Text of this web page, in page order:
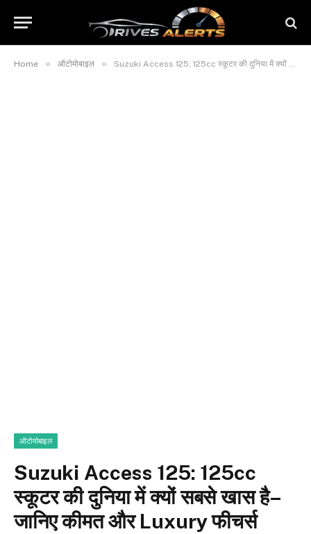
Home » ऑटोमोबाइल » Suzuki Access 125: 125cc स्कूटर की दुनिया में क्यों सबसे खास है– जानिए कीमत और Luxury फीचर्स
ऑटोमोबाइल
Suzuki Access 125: 125cc
स्कूटर की दुनिया में क्यों सबसे खास है–
जानिए कीमत और Luxury फीचर्स